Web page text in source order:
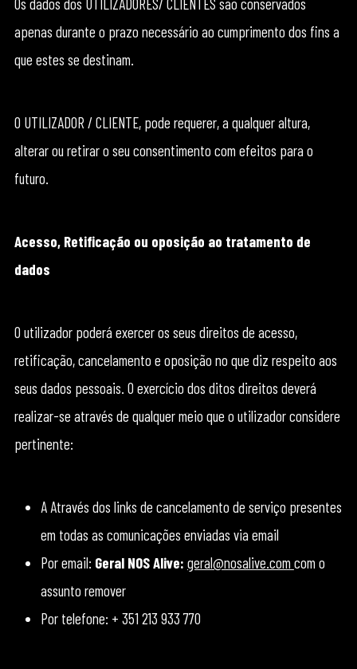
apenas durante o prazo necessário ao cumprimento dos fins a
que estes se destinam.
O UTILIZADOR / CLIENTE, pode requerer, a qualquer altura,
alterar ou retirar o seu consentimento com efeitos para o
futuro.
Acesso, Retificação ou oposição ao tratamento de
dados
O utilizador poderá exercer os seus direitos de acesso,
retificação, cancelamento e oposição no que diz respeito aos
seus dados pessoais. O exercício dos ditos direitos deverá
realizar-se através de qualquer meio que o utilizador considere
pertinente:
A Através dos links de cancelamento de serviço presentes
em todas as comunicações enviadas via email
Por email: Geral NOS Alive: geral@nosalive.com com o
assunto remover
Por telefone: + 351 213 933 770